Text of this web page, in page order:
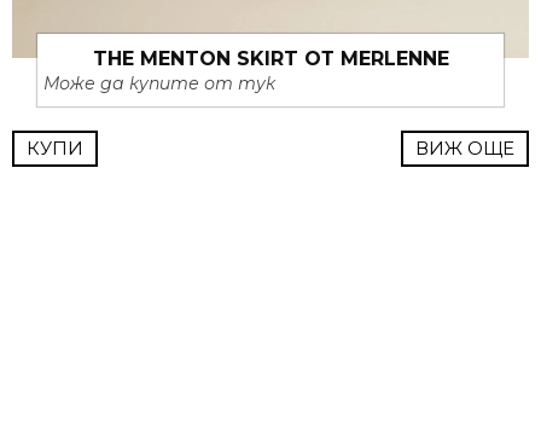
THE MENTON SKIRT ОТ MERLENNE
Може да купите от тук
КУПИ ВИЖ ОЩЕ